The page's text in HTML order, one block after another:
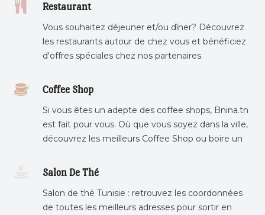
Restaurant
Vous souhaitez déjeuner et/ou dîner? Découvrez
les restaurants autour de chez vous et bénéficiez
d'offres spéciales chez nos partenaires.
Coffee Shop
Si vous êtes un adepte des coffee shops, Bnina.tn
est fait pour vous. Où que vous soyez dans la ville,
découvrez les meilleurs Coffee Shop ou boire un
Salon De Thé
Salon de thé Tunisie : retrouvez les coordonnées
de toutes les meilleurs adresses pour sortir en